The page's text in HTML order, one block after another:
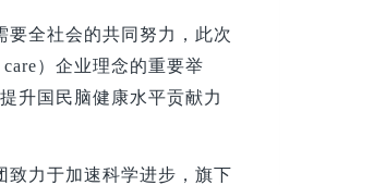
要全社会的共同努力，此次
）企业理念的重要举
升国民脑健康水平贡献力
致力于加速科学进步，旗下